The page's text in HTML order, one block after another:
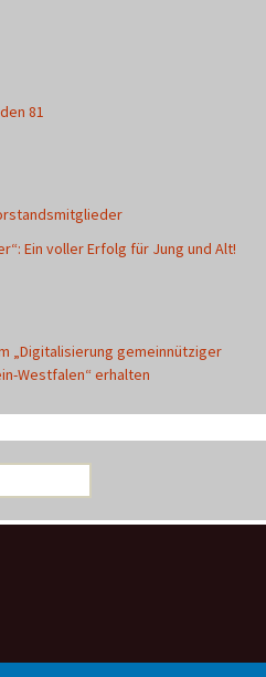
81
Ein voller Erfolg für Jung und Alt!
„Digitalisierung gemeinnütziger
Westfalen“ erhalten